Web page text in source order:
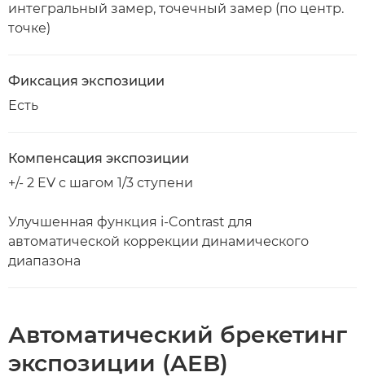
интегральный замер, точечный замер (по центр.
точке)
Фиксация экспозиции
Есть
Компенсация экспозиции
+/- 2 EV с шагом 1/3 ступени
Улучшенная функция i-Contrast для
автоматической коррекции динамического
диапазона
Автоматический брекетинг
экспозиции (AEB)